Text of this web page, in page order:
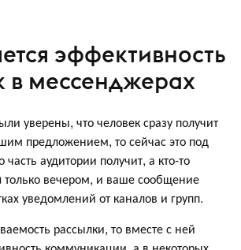
эффективность
в мессенджерах
уверены, что человек сразу получит
предложением, то сейчас это под
часть аудитории получит, а кто-то
только вечером, и ваше сообщение
уведомлений от каналов и групп.
рассылки, то вместе с ней